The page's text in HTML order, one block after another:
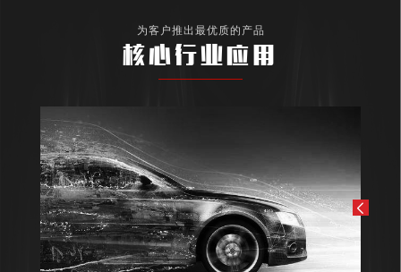
为客户推出最优质的产品
核心行业应用